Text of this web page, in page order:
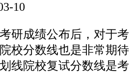
10
研成绩公布后，对于考
校分数线也是非常期待
线院校复试分数线是考